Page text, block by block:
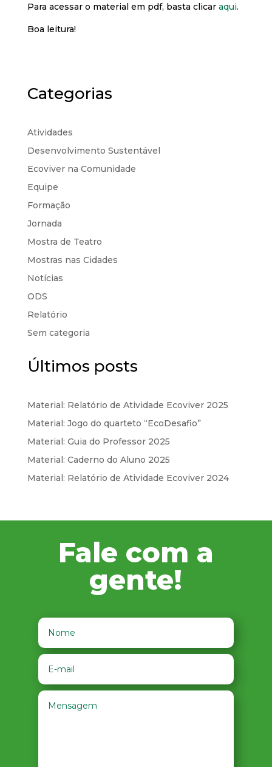
Para acessar o material em pdf, basta clicar aqui.
Boa leitura!
Categorias
Atividades
Desenvolvimento Sustentável
Ecoviver na Comunidade
Equipe
Formação
Jornada
Mostra de Teatro
Mostras nas Cidades
Notícias
ODS
Relatório
Sem categoria
Últimos posts
Material: Relatório de Atividade Ecoviver 2025
Material: Jogo do quarteto “EcoDesafio”
Material: Guia do Professor 2025
Material: Caderno do Aluno 2025
Material: Relatório de Atividade Ecoviver 2024
Fale com a
gente!